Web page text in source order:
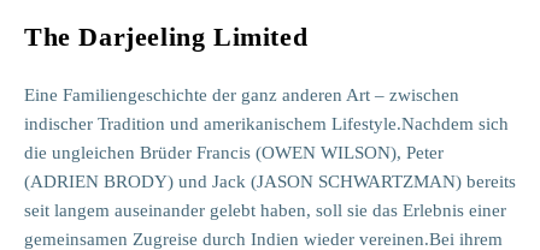
The Darjeeling Limited
Eine Familiengeschichte der ganz anderen Art – zwischen
indischer Tradition und amerikanischem Lifestyle.Nachdem sich
die ungleichen Brüder Francis (OWEN WILSON), Peter
(ADRIEN BRODY) und Jack (JASON SCHWARTZMAN) bereits
seit langem auseinander gelebt haben, soll sie das Erlebnis einer
gemeinsamen Zugreise durch Indien wieder vereinen.Bei ihrem